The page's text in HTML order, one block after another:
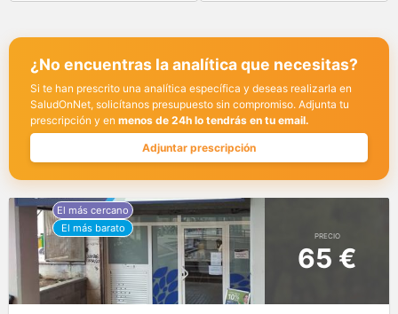
¿No encuentras la analítica que necesitas?
Si te han prescrito una analítica específica y deseas realizarla en
SaludOnNet, solicítanos presupuesto sin compromiso. Adjunta tu
prescripción y en menos de 24h lo tendrás en tu email.
Adjuntar prescripción
PRECIO
65 €